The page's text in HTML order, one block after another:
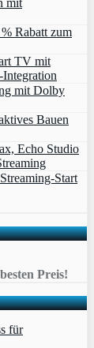
mit
Rabatt zum
TV mit
mit Dolby
Bauen
Echo Studio
Preis!
für